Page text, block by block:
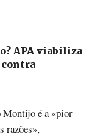
APA viabiliza
contra
Montijo é a «pior
razões»,